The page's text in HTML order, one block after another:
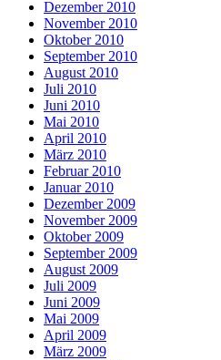
Dezember 2010
November 2010
Oktober 2010
September 2010
August 2010
Juli 2010
Juni 2010
Mai 2010
April 2010
März 2010
Februar 2010
Januar 2010
Dezember 2009
November 2009
Oktober 2009
September 2009
August 2009
Juli 2009
Juni 2009
Mai 2009
April 2009
März 2009